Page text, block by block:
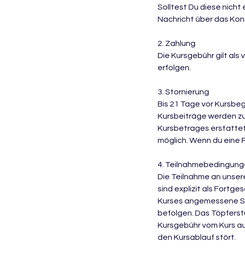
Solltest Du diese nicht
Nachricht über das
2. Zahlung
Die Kursgebühr gilt als
erfolgen.
3. Stornierung
Bis 21 Tage vor
Kursbeiträge werden
Kursbetrages
möglich. Wenn du eine
4.
Die Teilnahme an
sind explizit als
Kurses angemessene
befolgen. Das
Kursgebühr vom Kurs
den Kursablauf stört.